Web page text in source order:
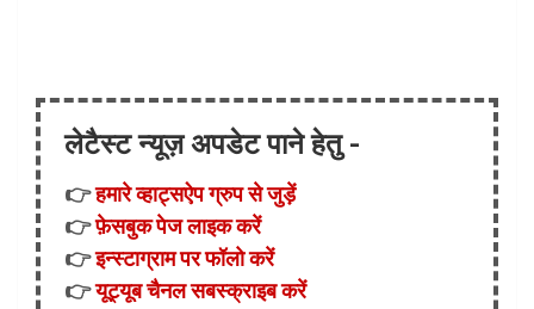
लेटैस्ट न्यूज़ अपडेट पाने हेतु -
👉हमारे व्हाट्सऐप ग्रुप से जुड़ें
👉फ़ेसबुक पेज लाइक करें
👉इन्स्टाग्राम पर फॉलो करें
👉यूट्यूब चैनल सबस्क्राइब करें